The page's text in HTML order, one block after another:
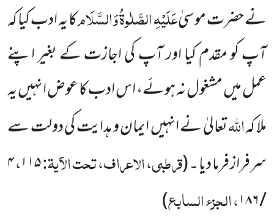
نے حضرت موسیٰعَلَیْہِ الصَّلٰوۃُ وَالسَّلَامکا یہ ادب کیا کہ
آپ کو مقدمکیا اور آپ کی اجازت کے بغیر اپنے
عمل میں مشغول نہ ہوئے، اس ادب کا عوض انہیں یہ
ملا کہاللہتعالیٰ نے انہیں ایمانو ہدایت کی دولت سے
سرفراز فرما دیا ۔(قرطبی، الاعراف، تحت الآیۃ:۱۱۵،۴
/۱۸۶، الجزء السابع)